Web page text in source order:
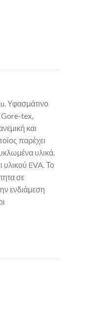
Υφασμάτινο
Gore-tex,
και
παρέχει
υλικά.
υλικού EVA. Το
σε
ενδιάμεση